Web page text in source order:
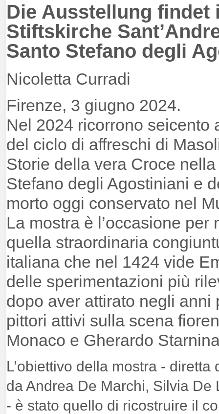
Die Ausstellung findet
Stiftskirche
Santo Stefano degli
Nicoletta Curradi
Firenze, 3 giugno 2024.
Nel 2024 ricorrono seicento
del ciclo di affreschi di
Storie della vera Croce
Stefano degli Agostiniani e
morto oggi conservato nel
La mostra è l’occasione per
quella straordinaria
italiana che nel 1424 vide
delle sperimentazioni più
dopo aver attirato negli anni
pittori attivi sulla scena
Monaco e Gherardo
L’obiettivo della mostra -
da Andrea De Marchi, Silvia
- è stato quello di ricostruire il